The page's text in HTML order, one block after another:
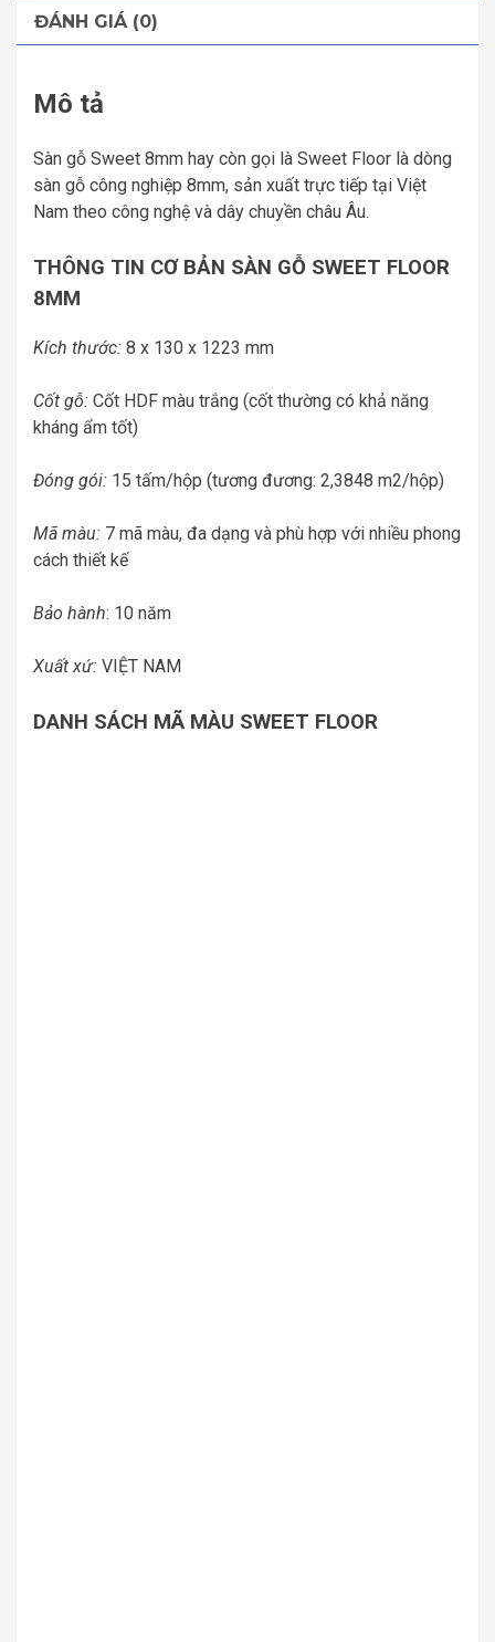
ĐÁNH GIÁ (0)
Mô tả
Sàn gỗ Sweet 8mm hay còn gọi là Sweet Floor là dòng
sàn gỗ công nghiệp 8mm, sản xuất trực tiếp tại Việt
Nam theo công nghệ và dây chuyền châu Âu.
THÔNG TIN CƠ BẢN SÀN GỖ SWEET FLOOR
8MM
Kích thước: 8 x 130 x 1223 mm
Cốt gỗ: Cốt HDF màu trắng (cốt thường có khả năng
kháng ẩm tốt)
Đóng gói: 15 tấm/hộp (tương đương: 2,3848 m2/hộp)
Mã màu: 7 mã màu, đa dạng và phù hợp với nhiều phong
cách thiết kế
Bảo hành: 10 năm
Xuất xứ: VIỆT NAM
DANH SÁCH MÃ MÀU SWEET FLOOR